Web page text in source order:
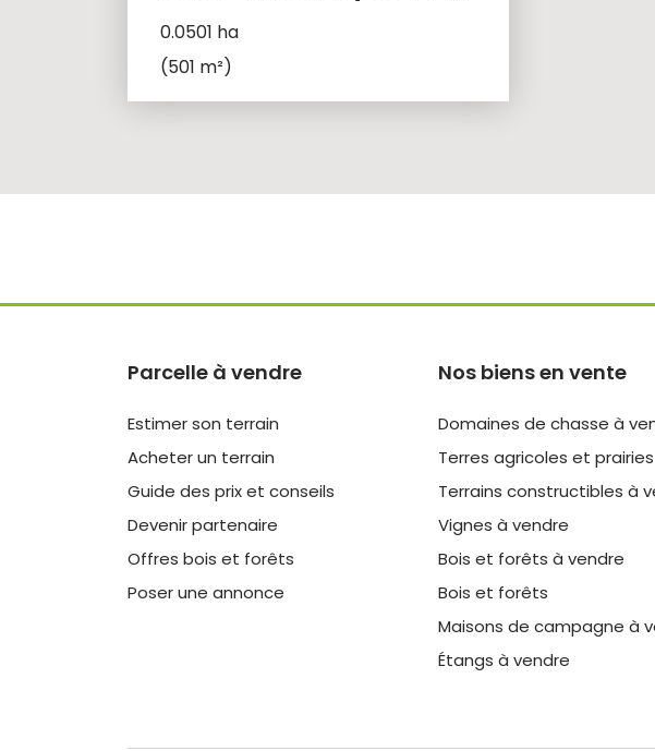
0.0501 ha
(501 m²)
Parcelle à vendre
Estimer son terrain
Acheter un terrain
Guide des prix et conseils
Devenir partenaire
Offres bois et forêts
Poser une annonce
Nos biens en vente
Domaines de chasse à
Terres agricoles et prairies
Terrains constructibles à
Vignes à vendre
Bois et forêts à vendre
Bois et forêts
Maisons de campagne à
Étangs à vendre